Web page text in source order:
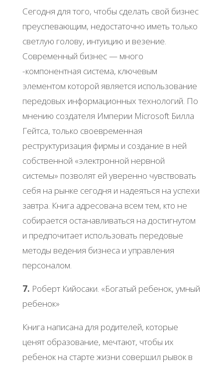
Сегодня для того, чтобы сделать свой бизнес
преуспевающим, недостаточно иметь только
светлую голову, интуицию и везение.
Современный бизнес — много
-компонентная система, ключевым
элементом которой является использование
передовых информационных технологий. По
мнению создателя Империи Microsoft Билла
Гейтса, только своевременная
реструктуризация фирмы и создание в ней
собственной «электронной нервной
системы» позволят ей уверенно чувствовать
себя на рынке сегодня и надеяться на успехи
завтра. Книга адресована всем тем, кто не
собирается останавливаться на достигнутом
и предпочитает использовать передовые
методы ведения бизнеса и управления
персоналом.
7. Роберт Кийосаки. «Богатый ребенок, умный
ребенок»
Книга написана для родителей, которые
ценят образование, мечтают, чтобы их
ребенок на старте жизни совершил рывок в